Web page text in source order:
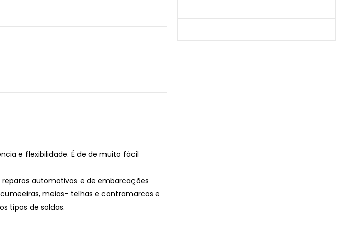
e flexibilidade. É de de muito fácil
automotivos e de embarcações
meias- telhas e contramarcos e
tipos de soldas.